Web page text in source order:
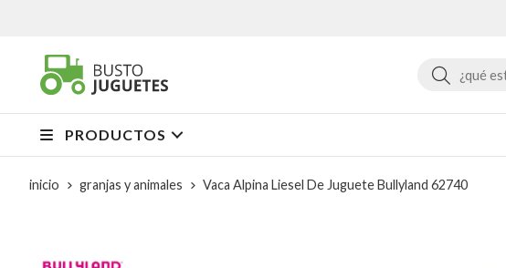
Buscar
PRODUCTOS
inicio granjas y animales Vaca Alpina Liesel De Juguete Bullyland 62740